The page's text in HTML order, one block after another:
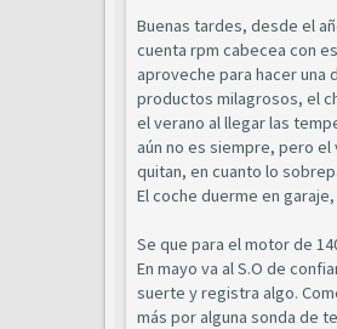
Buenas tardes, desde el
cuenta rpm cabecea con
aproveche para hacer una
productos milagrosos, el
el verano al llegar las
aún no es siempre, pero
quitan, en cuanto lo
El coche duerme en
Se que para el motor de
En mayo va al S.O de
suerte y registra algo.
más por alguna sonda de